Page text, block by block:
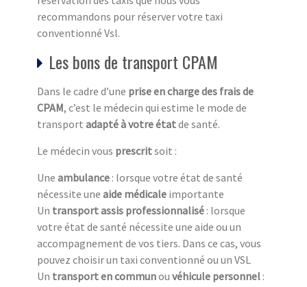
recommandons pour réserver votre taxi
conventionné Vsl.
Les bons de transport CPAM
Dans le cadre d’une prise en charge des frais de
CPAM, c’est le médecin qui estime le mode de
transport adapté à votre étatde santé.
Le médecin vous prescritsoit :
Une ambulance : lorsque votre état de santé
nécessite une aide médicale importante
Un transport assis professionnalisé : lorsque
votre état de santé nécessite une aide ou un
accompagnement de vos tiers. Dans ce cas, vous
pouvez choisir un taxi conventionné ou un VSL
Un transport en communou véhicule personnel :